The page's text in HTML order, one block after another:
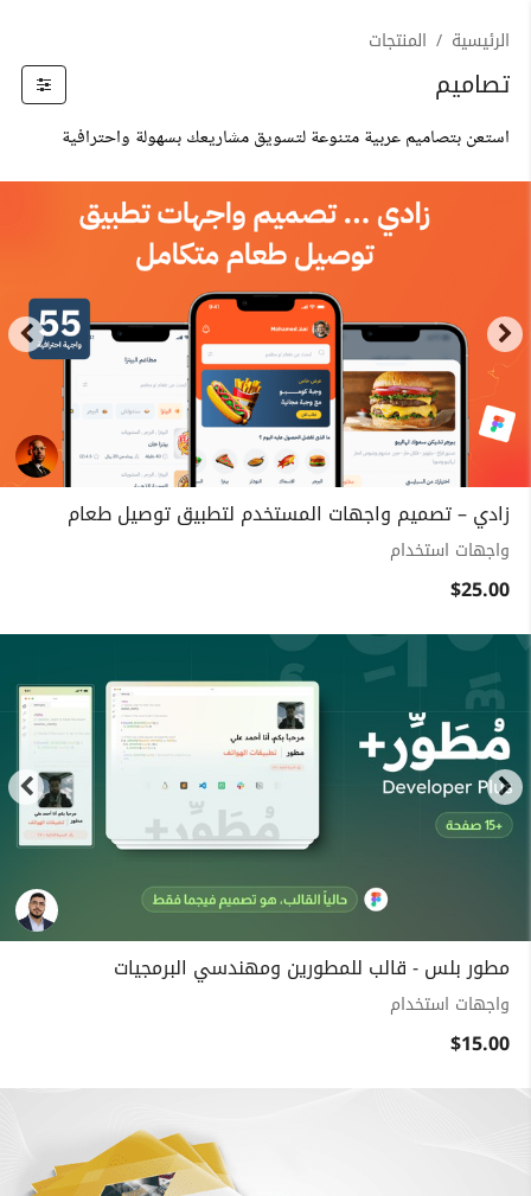
الرئيسية المنتجات
تصاميم
استعن بتصاميم عربية متنوعة لتسويق مشاريعك بسهولة واحترافية
زادي – تصميم واجهات المستخدم لتطبيق توصيل طعام
واجهات استخدام
$25.00
مطور بلس - قالب للمطورين ومهندسي البرمجيات
واجهات استخدام
$15.00